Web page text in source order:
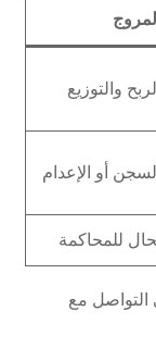
المروج
الربح والتوزيع
السجن أو الإعدام
للمحاكمة
التواصل مع